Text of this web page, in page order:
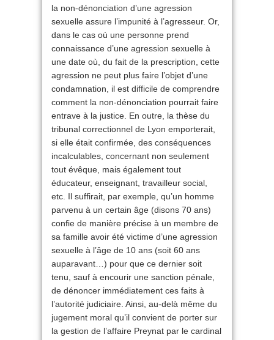
la non-dénonciation d’une agression
sexuelle assure l’impunité à l’agresseur. Or,
dans le cas où une personne prend
connaissance d’une agression sexuelle à
une date où, du fait de la prescription, cette
agression ne peut plus faire l’objet d’une
condamnation, il est difficile de comprendre
comment la non-dénonciation pourrait faire
entrave à la justice. En outre, la thèse du
tribunal correctionnel de Lyon emporterait,
si elle était confirmée, des conséquences
incalculables, concernant non seulement
tout évêque, mais également tout
éducateur, enseignant, travailleur social,
etc. Il suffirait, par exemple, qu’un homme
parvenu à un certain âge (disons 70 ans)
confie de manière précise à un membre de
sa famille avoir été victime d’une agression
sexuelle à l’âge de 10 ans (soit 60 ans
auparavant…) pour que ce dernier soit
tenu, sauf à encourir une sanction pénale,
de dénoncer immédiatement ces faits à
l’autorité judiciaire. Ainsi, au-delà même du
jugement moral qu’il convient de porter sur
la gestion de l’affaire Preynat par le cardinal